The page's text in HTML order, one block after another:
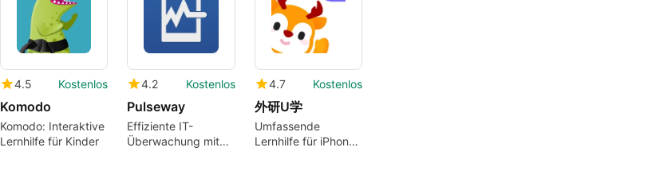
4.5 Kostenlos
Komodo
Komodo: Interaktive
Lernhilfe für Kinder
4.2 Kostenlos
Pulseway
Effiziente IT-
Überwachung mit
4.7 Kostenlos
外研U学
Umfassende
Lernhilfe für iPhone-